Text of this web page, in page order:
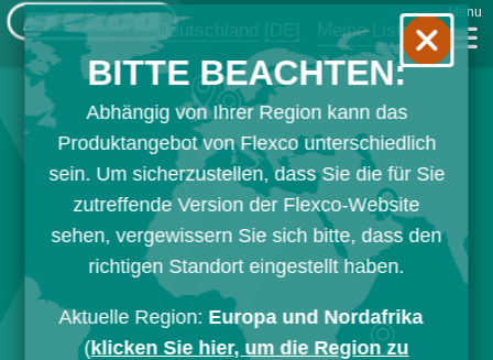
Deutschland [DE] Meine Liste
Menu
BITTE BEACHTEN:
Abhängig von Ihrer Region kann das
Produktangebot von Flexco unterschiedlich
sein. Um sicherzustellen, dass Sie die für Sie
zutreffende Version der Flexco-Website
sehen, vergewissern Sie sich bitte, dass den
richtigen Standort eingestellt haben.
Aktuelle Region: Europa und Nordafrika
(klicken Sie hier, um die Region zu